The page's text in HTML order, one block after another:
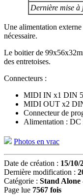
Dernière mise
Une alimentation
nécessaire.
Le boitier de
des entretoises.
Connecteurs :
MIDI IN x1 DIN 5
MIDI OUT x2
Connecteur de
Alimentation : DC
Photos en vrac
Date de création : 15/10/
Dernière modification :
Catégorie : Stand Alone
Page lue 7567 fois